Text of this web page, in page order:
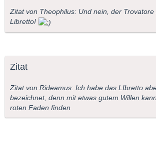
Zitat von Theophilus: Und nein, der
Libretto!
Zitat
Zitat von Rideamus: Ich habe das LIbretto
bezeichnet, denn mit etwas gutem Willen
roten Faden finden